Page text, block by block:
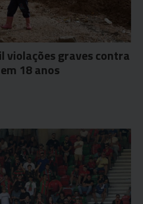
violações graves contra
18 anos